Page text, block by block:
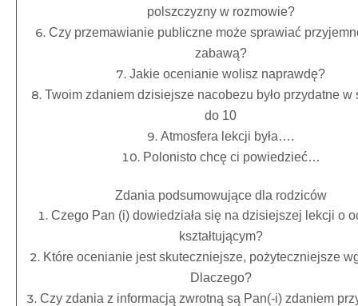
polszczyzny w rozmowie?
Czy przemawianie publiczne może sprawiać
zabawą?
Jakie ocenianie wolisz naprawdę?
Twoim zdaniem dzisiejsze nacobezu było przydatne w
do 10
Atmosfera lekcji była….
Polonisto chcę ci powiedzieć…
Zdania podsumowujące dla rodziców
Czego Pan (i) dowiedziała się na dzisiejszej lekcji o
kształtującym?
Które ocenianie jest skuteczniejsze, pożyteczniejsze
Dlaczego?
Czy zdania z informacją zwrotną są Pan(-i) zdaniem